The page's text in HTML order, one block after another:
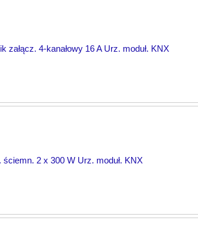
załącz. 4-kanałowy 16 A Urz. moduł. KNX
ściemn. 2 x 300 W Urz. moduł. KNX